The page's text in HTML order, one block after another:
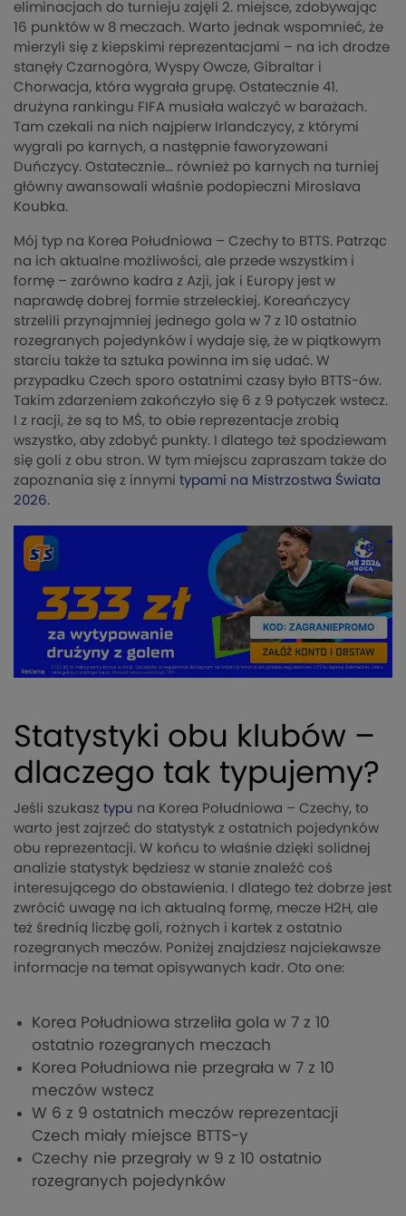
eliminacjach do turnieju zajęli 2. miejsce, zdobywając
16 punktów w 8 meczach. Warto jednak wspomnieć, że
mierzyli się z kiepskimi reprezentacjami – na ich drodze
stanęły Czarnogóra, Wyspy Owcze, Gibraltar i
Chorwacja, która wygrała grupę. Ostatecznie 41.
drużyna rankingu FIFA musiała walczyć w barażach.
Tam czekali na nich najpierw Irlandczycy, z którymi
wygrali po karnych, a następnie faworyzowani
Duńczycy. Ostatecznie… również po karnych na turniej
główny awansowali właśnie podopieczni Miroslava
Koubka.
Mój typ na Korea Południowa – Czechy to BTTS. Patrząc
na ich aktualne możliwości, ale przede wszystkim i
formę – zarówno kadra z Azji, jak i Europy jest w
naprawdę dobrej formie strzeleckiej. Koreańczycy
strzelili przynajmniej jednego gola w 7 z 10 ostatnio
rozegranych pojedynków i wydaje się, że w piątkowym
starciu także ta sztuka powinna im się udać. W
przypadku Czech sporo ostatnimi czasy było BTTS-ów.
Takim zdarzeniem zakończyło się 6 z 9 potyczek wstecz.
I z racji, że są to MŚ, to obie reprezentacje zrobią
wszystko, aby zdobyć punkty. I dlatego też spodziewam
się goli z obu stron. W tym miejscu zapraszam także do
zapoznania się z innymi typami na Mistrzostwa Świata
2026.
Statystyki obu klubów –
dlaczego tak typujemy?
Jeśli szukasz typu na Korea Południowa – Czechy, to
warto jest zajrzeć do statystyk z ostatnich pojedynków
obu reprezentacji. W końcu to właśnie dzięki solidnej
analizie statystyk będziesz w stanie znaleźć coś
interesującego do obstawienia. I dlatego też dobrze jest
zwrócić uwagę na ich aktualną formę, mecze H2H, ale
też średnią liczbę goli, rożnych i kartek z ostatnio
rozegranych meczów. Poniżej znajdziesz najciekawsze
informacje na temat opisywanych kadr. Oto one:
Korea Południowa strzeliła gola w 7 z 10
ostatnio rozegranych meczach
Korea Południowa nie przegrała w 7 z 10
meczów wstecz
W 6 z 9 ostatnich meczów reprezentacji
Czech miały miejsce BTTS-y
Czechy nie przegrały w 9 z 10 ostatnio
rozegranych pojedynków